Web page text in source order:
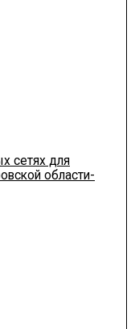
сетях для
области-